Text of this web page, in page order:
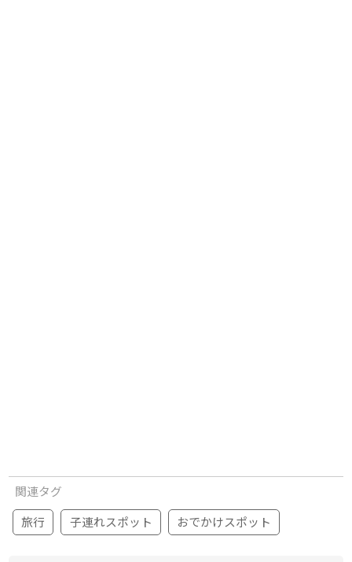
関連タグ
旅行
子連れスポット おでかけスポット